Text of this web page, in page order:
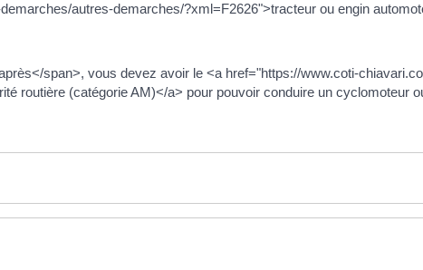
autres-demarches/?xml=F2626">tracteur ou engin
span>, vous devez avoir le <a href="https://www.coti-
routière (catégorie AM)</a> pour pouvoir conduire un cyclomoteur